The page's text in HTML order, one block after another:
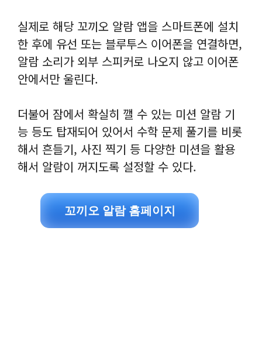
실제로 해당 꼬끼오 알람 앱을 스마트폰에 설치
한 후에 유선 또는 블루투스 이어폰을 연결하면,
알람 소리가 외부 스피커로 나오지 않고 이어폰
안에서만 울린다.
더불어 잠에서 확실히 깰 수 있는 미션 알람 기
능 등도 탑재되어 있어서 수학 문제 풀기를 비롯
해서 흔들기, 사진 찍기 등 다양한 미션을 활용
해서 알람이 꺼지도록 설정할 수 있다.
꼬끼오 알람 홈페이지